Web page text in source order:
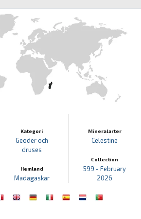
Kategori
Geoder och
druses
Hemland
Madagaskar
Mineralarter
Celestine
Collection
599 - February
2026